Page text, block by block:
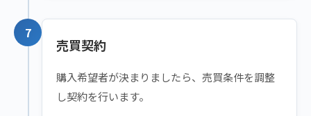
7
売買契約
購入希望者が決まりましたら、売買条件を調整
し契約を行います。